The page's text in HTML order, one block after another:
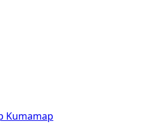
Kumamap